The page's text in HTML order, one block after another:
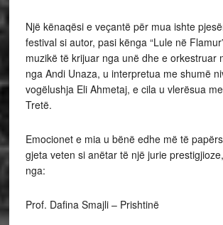
Një kënaqësi e veçantë për mua ishte
festival si autor, pasi kënga “Lule në
muzikë të krijuar nga unë dhe e orkestruar
nga Andi Unaza, u interpretua me shumë
vogëlushja Eli Ahmetaj, e cila u vlerësua
Tretë.
Emocionet e mia u bënë edhe më të
gjeta veten si anëtar të një jurie
nga:
Prof. Dafina Smajli – Prishtinë